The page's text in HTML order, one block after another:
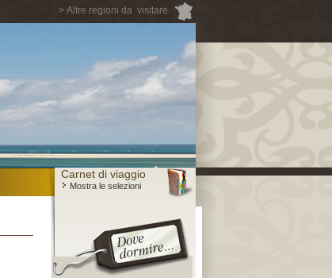
> Altre regioni da visitare
Carnet di viaggio
Mostra le selezioni